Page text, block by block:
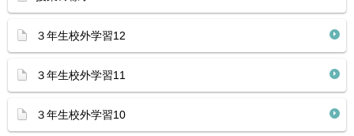
３年生校外学習12
３年生校外学習11
３年生校外学習10